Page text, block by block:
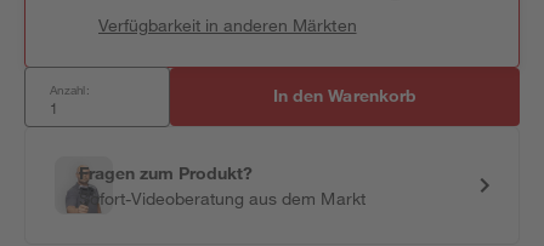
Verfügbarkeit in anderen Märkten
Anzahl: In den Warenkorb
Fragen zum Produkt?
Sofort-Videoberatung aus dem Markt